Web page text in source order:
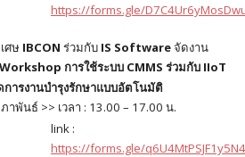
https://forms.gle/
ศษ IBCON ร่วมกับ IS Softwareจัดงาน
Workshop การใช้ระบบ CMMS ร่วมกับ IIoT
การงานบำรุงรักษาแบบอัตโนมัติ
าพันธ์ >> เวลา : 13.00 – 17.00 น.
link :
https://forms.gle/